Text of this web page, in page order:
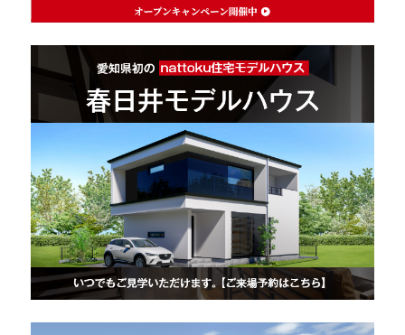
頑丈で長持ちの外壁
2030年の省エネ基準住宅
100年点検住宅
快適な室内環境へのこだわり
生涯続く安心のアフターフォロー
ラインナップ